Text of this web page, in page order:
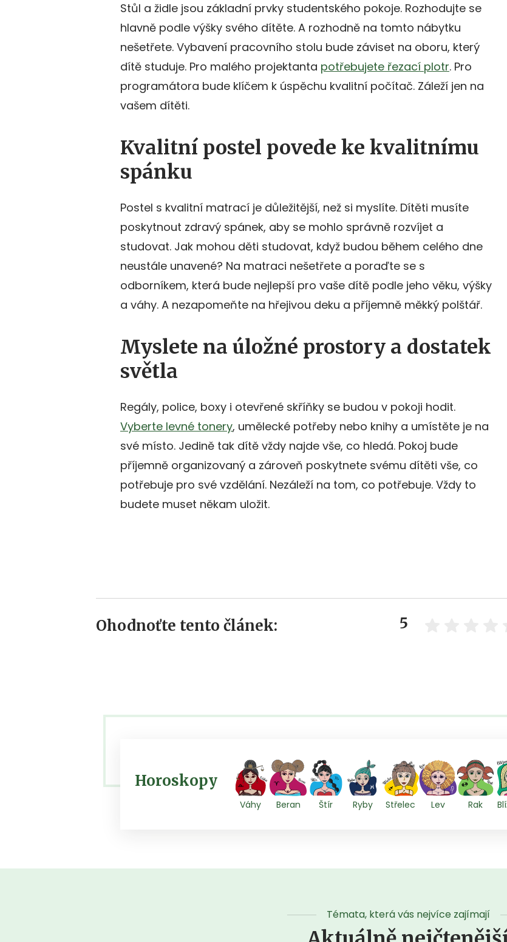
Stůl a židle jsou základní prvky studentského pokoje. Rozhodujte se
hlavně podle výšky svého dítěte. A rozhodně na tomto nábytku
nešetřete. Vybavení pracovního stolu bude záviset na oboru, který
dítě studuje. Pro malého projektanta potřebujete řezací plotr. Pro
programátora bude klíčem k úspěchu kvalitní počítač. Záleží jen na
vašem dítěti.
Kvalitní postel povede ke kvalitnímu
spánku
Postel s kvalitní matrací je důležitější, než si myslíte. Dítěti musíte
poskytnout zdravý spánek, aby se mohlo správně rozvíjet a
studovat. Jak mohou děti studovat, když budou během celého dne
neustále unavené? Na matraci nešetřete a poraďte se s
odborníkem, která bude nejlepší pro vaše dítě podle jeho věku, výšky
a váhy. A nezapomeňte na hřejivou deku a příjemně měkký polštář.
Myslete na úložné prostory a dostatek
světla
Regály, police, boxy i otevřené skříňky se budou v pokoji hodit.
Vyberte levné tonery, umělecké potřeby nebo knihy a umístěte je na
své místo. Jedině tak dítě vždy najde vše, co hledá. Pokoj bude
příjemně organizovaný a zároveň poskytnete svému dítěti vše, co
potřebuje pro své vzdělání. Nezáleží na tom, co potřebuje. Vždy to
budete muset někam uložit.
Ohodnoťte tento článek: 5
Horoskopy
Váhy Beran Štír Ryby Střelec Lev Rak
Témata, která vás nejvíce zajímají